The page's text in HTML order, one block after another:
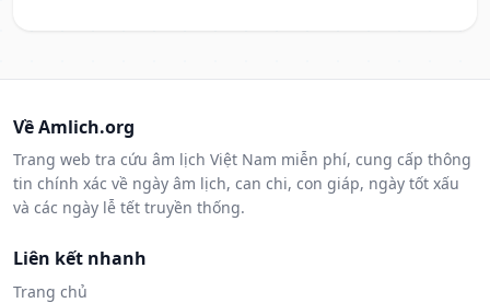
Về Amlich.org
Trang web tra cứu âm lịch Việt Nam miễn phí, cung cấp thông
tin chính xác về ngày âm lịch, can chi, con giáp, ngày tốt xấu
và các ngày lễ tết truyền thống.
Liên kết nhanh
Trang chủ